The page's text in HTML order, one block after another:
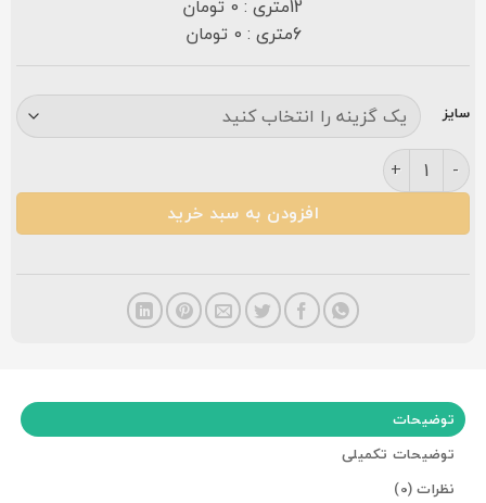
6متری : 0 تومان
سایز
فرش مشهد ۷۰۰ شانه کد ۸۷۲۱۴۹ افشان کرمی عدد
افزودن به سبد خرید
توضیحات
توضیحات تکمیلی
نظرات (0)